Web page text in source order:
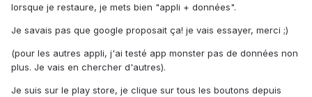
lorsque je restaure, je mets bien "appli + données".
Je savais pas que google proposait ça! je vais essayer, merci ;)
(pour les autres appli, j'ai testé app monster pas de données non
plus. Je vais en chercher d'autres).
Je suis sur le play store, je clique sur tous les boutons depuis